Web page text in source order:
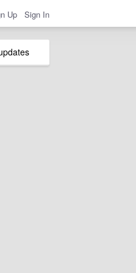
Up Sign In